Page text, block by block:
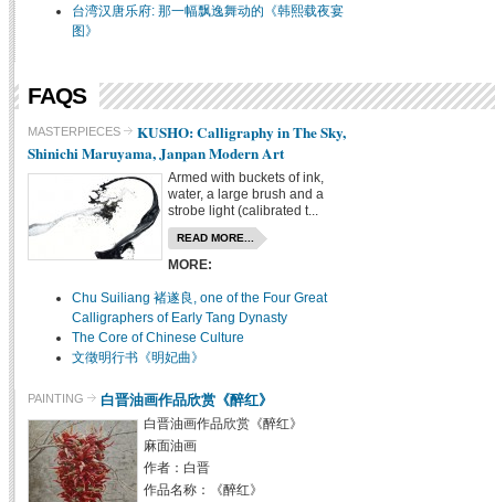
台湾汉唐乐府: 那一幅飘逸舞动的《韩熙载夜宴
图》
FAQS
MASTERPIECES
KUSHO: Calligraphy in The Sky,
Shinichi Maruyama, Janpan Modern Art
Armed with buckets of ink,
water, a large brush and a
strobe light (calibrated t...
READ MORE...
MORE:
Chu Suiliang 褚遂良, one of the Four Great
Calligraphers of Early Tang Dynasty
The Core of Chinese Culture
文徵明行书《明妃曲》
PAINTING 白晋油画作品欣赏《醉红》
白晋油画作品欣赏《醉红》
麻面油画
作者：白晋
作品名称：《醉红》